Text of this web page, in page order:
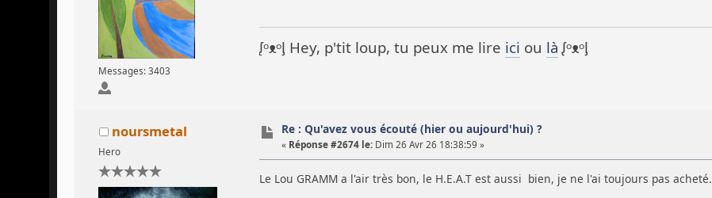
Messages: 3403
ᶘᵒᴥᵒᶅ Hey, p'tit loup, tu peux me lire ici ou là ᶘᵒᴥᵒᶅ
noursmetal
Hero
Re : Qu'avez vous écouté (hier ou aujourd'hui) ?
« Réponse #2674 le: Dim 26 Avr 26 18:38:59 »
Le Lou GRAMM a l'air très bon, le H.E.A.T est aussi bien, je ne l'ai toujours pas acheté.